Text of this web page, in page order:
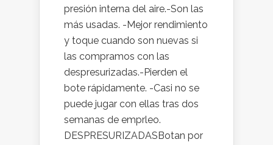
presión interna del aire.-Son las
más usadas. -Mejor rendimiento
y toque cuando son nuevas si
las compramos con las
despresurizadas.-Pierden el
bote rápidamente. -Casi no se
puede jugar con ellas tras dos
semanas de emprleo.
DESPRESURIZADASBotan por